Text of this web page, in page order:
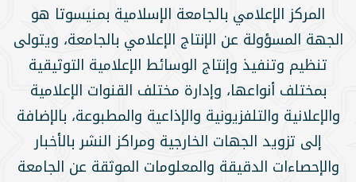
المركز الإعلامي بالجامعة الإسلامية بمنيسوتا هو
الجهة المسؤولة عن الإنتاج الإعلامي بالجامعة، ويتولى
تنظيم وتنفيذ وإنتاج الوسائط الإعلامية التوثيقية
بمختلف أنواعها، وإدارة مختلف القنوات الإعلامية
والإعلانية والتلفزيونية والإذاعية والمطبوعة، بالإضافة
إلى تزويد الجهات الخارجية ومراكز النشر بالأخبار
والإحصاءات الدقيقة والمعلومات الموثقة عن الجامعة